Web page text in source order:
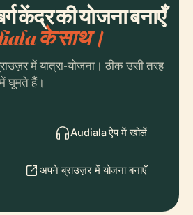
केंद्र की योजना बनाएँ
के साथ।
में यात्रा-योजना। ठीक उसी तरह
घूमते हैं।
Audiala ऐप में खोलें
अपने ब्राउज़र में योजना बनाएँ